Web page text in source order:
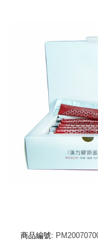
商品編號: